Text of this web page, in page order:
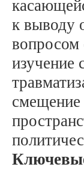
к выводу
вопросом
изучение
смещение